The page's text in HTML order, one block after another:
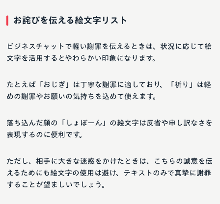
お詫びを伝える絵文字リスト
ビジネスチャットで軽い謝罪を伝えるときは、状況に応じて絵
文字を活用するとやわらかい印象になります。
たとえば「おじぎ」は丁寧な謝罪に適しており、「祈り」は軽
めの謝罪やお願いの気持ちを込めて使えます。
落ち込んだ顔の「しょぼーん」の絵文字は反省や申し訳なさを
表現するのに便利です。
ただし、相手に大きな迷惑をかけたときは、こちらの誠意を伝
えるためにも絵文字の使用は避け、テキストのみで真摯に謝罪
することが望ましいでしょう。